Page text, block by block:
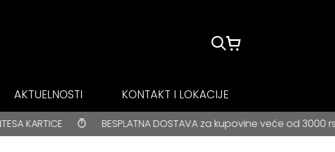
AKTUELNOSTI KONTAKT I LOKACIJE
BESPLATNA DOSTAVA za kupovine veće od 3000 rsd • ONLINE